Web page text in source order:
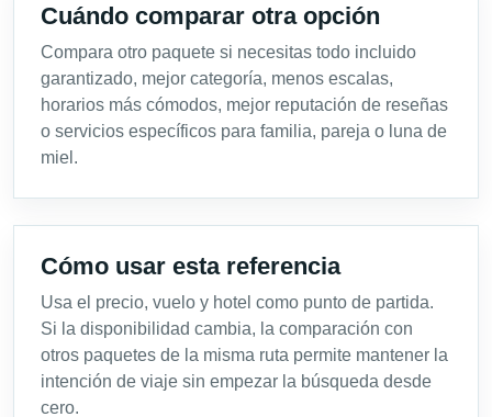
Cuándo comparar otra opción
Compara otro paquete si necesitas todo incluido
garantizado, mejor categoría, menos escalas,
horarios más cómodos, mejor reputación de reseñas
o servicios específicos para familia, pareja o luna de
miel.
Cómo usar esta referencia
Usa el precio, vuelo y hotel como punto de partida.
Si la disponibilidad cambia, la comparación con
otros paquetes de la misma ruta permite mantener la
intención de viaje sin empezar la búsqueda desde
cero.